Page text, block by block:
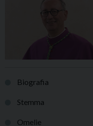
Biografia
Stemma
Omelie